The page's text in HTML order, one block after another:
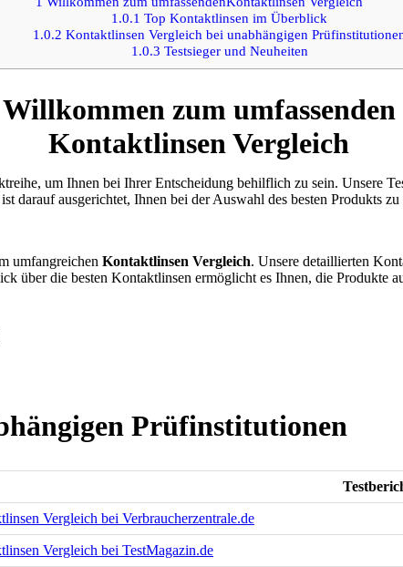
1.0.1 Top Kontaktlinsen im Überblick
1.0.2 Kontaktlinsen Vergleich bei unabhängigen
1.0.3 Testsieger und Neuheiten
Willkommen zum umfassenden
Kontaktlinsen Vergleich
um Ihnen bei Ihrer Entscheidung behilflich zu sein. Unsere
darauf ausgerichtet, Ihnen bei der Auswahl des besten Produkts
umfangreichen Kontaktlinsen Vergleich. Unsere detaillierten
über die besten Kontaktlinsen ermöglicht es Ihnen, die Produkte
Prüfinstitutionen
Vergleich bei Verbraucherzentrale.de
Vergleich bei TestMagazin.de